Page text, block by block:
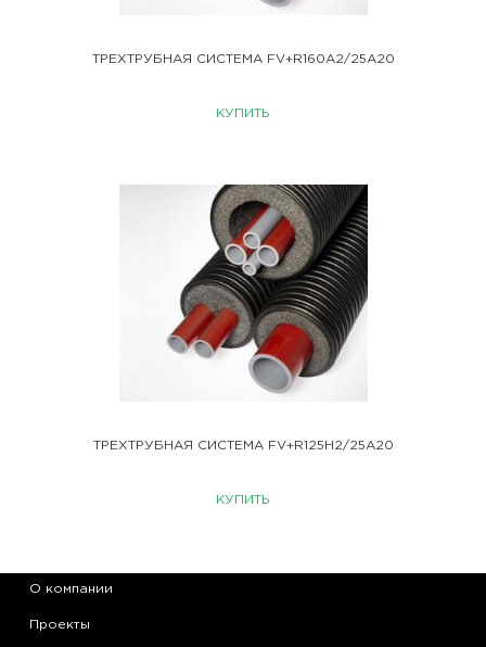
ТРЕХТРУБНАЯ СИСТЕМА FV+R160A2/25A20
КУПИТЬ
ТРЕХТРУБНАЯ СИСТЕМА FV+R125H2/25A20
КУПИТЬ
О компании
Проекты